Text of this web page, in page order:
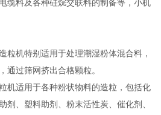
缆料及各种硅烷交联料的制备等，小机
粒机特别适用于处理潮湿粉体混合料，
通过筛网挤出合格颗粒‌。
机适用于各种粉状物料的造粒，包括化
剂、塑料助剂、粉末活性炭、催化剂、